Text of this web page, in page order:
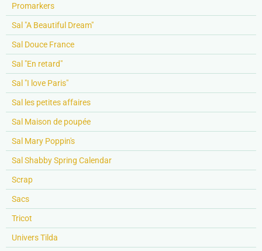
Promarkers
Sal "A Beautiful Dream"
Sal Douce France
Sal "En retard"
Sal "I love Paris"
Sal les petites affaires
Sal Maison de poupée
Sal Mary Poppin's
Sal Shabby Spring Calendar
Scrap
Sacs
Tricot
Univers Tilda